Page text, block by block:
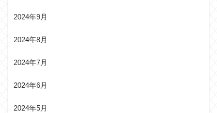
2024年9月
2024年8月
2024年7月
2024年6月
2024年5月